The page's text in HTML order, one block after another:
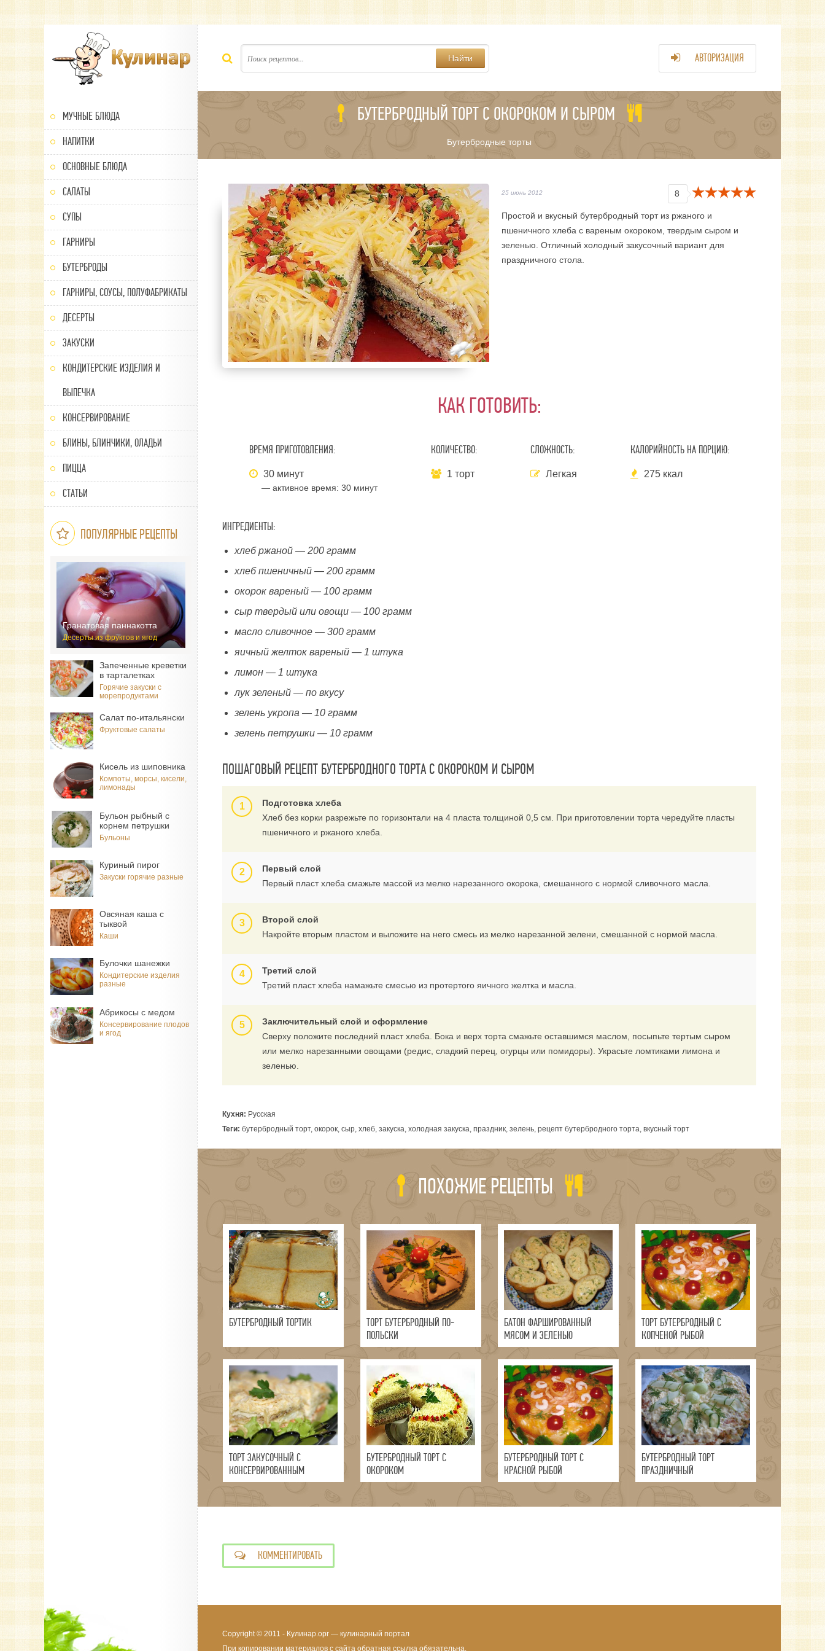
МУЧНЫЕ БЛЮДА
НАПИТКИ
ОСНОВНЫЕ БЛЮДА
САЛАТЫ
СУПЫ
ГАРНИРЫ
БУТЕРБРОДЫ
ГАРНИРЫ, СОУСЫ, ПОЛУФАБРИКАТЫ
ДЕСЕРТЫ
ЗАКУСКИ
КОНДИТЕРСКИЕ ИЗДЕЛИЯ И
ВЫПЕЧКА
КОНСЕРВИРОВАНИЕ
БЛИНЫ, БЛИНЧИКИ, ОЛАДЬИ
ПИЦЦА
СТАТЬИ
ПОПУЛЯРНЫЕ РЕЦЕПТЫ
Гранатовая паннакотта
Десерты из фруктов и ягод
Запеченные креветки
в тарталетках
Горячие закуски с
морепродуктами
Салат по-итальянски
Фруктовые салаты
Кисель из шиповника
Компоты, морсы, кисели,
лимонады
Бульон рыбный с
корнем петрушки
Бульоны
Куриный пирог
Закуски горячие разные
Овсяная каша с
тыквой
Каши
Булочки шанежки
Кондитерские изделия
разные
Абрикосы с медом
Консервирование плодов
и ягод
Найти АВТОРИЗАЦИЯ
БУТЕРБРОДНЫЙ ТОРТ С ОКОРОКОМ И СЫРОМ
Бутербродные торты
25 июнь 2012 8
Простой и вкусный бутербродный торт из ржаного и
пшеничного хлеба с вареным окороком, твердым сыром и
зеленью. Отличный холодный закусочный вариант для
праздничного стола.
КАК ГОТОВИТЬ:
ВРЕМЯ ПРИГОТОВЛЕНИЯ:
30 минут
— активное время: 30 минут
КОЛИЧЕСТВО:
1 торт
СЛОЖНОСТЬ:
Легкая
КАЛОРИЙНОСТЬ НА ПОРЦИЮ:
275 ккал
ИНГРЕДИЕНТЫ:
хлеб ржаной — 200 грамм
хлеб пшеничный — 200 грамм
окорок вареный — 100 грамм
сыр твердый или овощи — 100 грамм
масло сливочное — 300 грамм
яичный желток вареный — 1 штука
лимон — 1 штука
лук зеленый — по вкусу
зелень укропа — 10 грамм
зелень петрушки — 10 грамм
ПОШАГОВЫЙ РЕЦЕПТ БУТЕРБРОДНОГО ТОРТА С ОКОРОКОМ И СЫРОМ
Подготовка хлеба
Хлеб без корки разрежьте по горизонтали на 4 пласта толщиной 0,5 см. При приготовлении торта чередуйте пласты
пшеничного и ржаного хлеба.
Первый слой
Первый пласт хлеба смажьте массой из мелко нарезанного окорока, смешанного с нормой сливочного масла.
Второй слой
Накройте вторым пластом и выложите на него смесь из мелко нарезанной зелени, смешанной с нормой масла.
Третий слой
Третий пласт хлеба намажьте смесью из протертого яичного желтка и масла.
Заключительный слой и оформление
Сверху положите последний пласт хлеба. Бока и верх торта смажьте оставшимся маслом, посыпьте тертым сыром
или мелко нарезанными овощами (редис, сладкий перец, огурцы или помидоры). Украсьте ломтиками лимона и
зеленью.
Кухня: Русская
Теги: бутербродный торт, окорок, сыр, хлеб, закуска, холодная закуска, праздник, зелень, рецепт бутербродного торта, вкусный торт
ПОХОЖИЕ РЕЦЕПТЫ
БУТЕРБРОДНЫЙ ТОРТИК
ТОРТ БУТЕРБРОДНЫЙ ПО-
ПОЛЬСКИ
БАТОН ФАРШИРОВАННЫЙ
МЯСОМ И ЗЕЛЕНЬЮ
ТОРТ БУТЕРБРОДНЫЙ С
КОПЧЕНОЙ РЫБОЙ
ТОРТ ЗАКУСОЧНЫЙ С
КОНСЕРВИРОВАННЫМ
ЛОСОСЕМ
БУТЕРБРОДНЫЙ ТОРТ С
ОКОРОКОМ
БУТЕРБРОДНЫЙ ТОРТ С
КРАСНОЙ РЫБОЙ
БУТЕРБРОДНЫЙ ТОРТ
ПРАЗДНИЧНЫЙ
КОММЕНТИРОВАТЬ
Copyright © 2011 - Кулинар.орг — кулинарный портал
При копировании материалов с сайта обратная ссылка обязательна.